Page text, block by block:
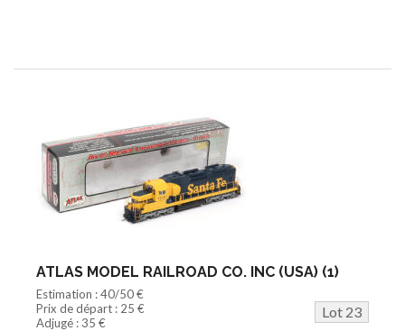
ATLAS MODEL RAILROAD CO. INC (USA) (1)
Estimation : 40/50 €
Prix de départ : 25 €
Lot 23
Adjugé : 35 €